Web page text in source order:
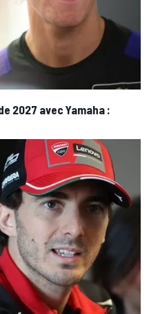
2027 avec Yamaha :